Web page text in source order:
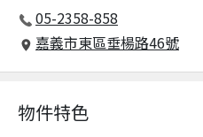
05-2358-858
嘉義市東區垂楊路46號
物件特色